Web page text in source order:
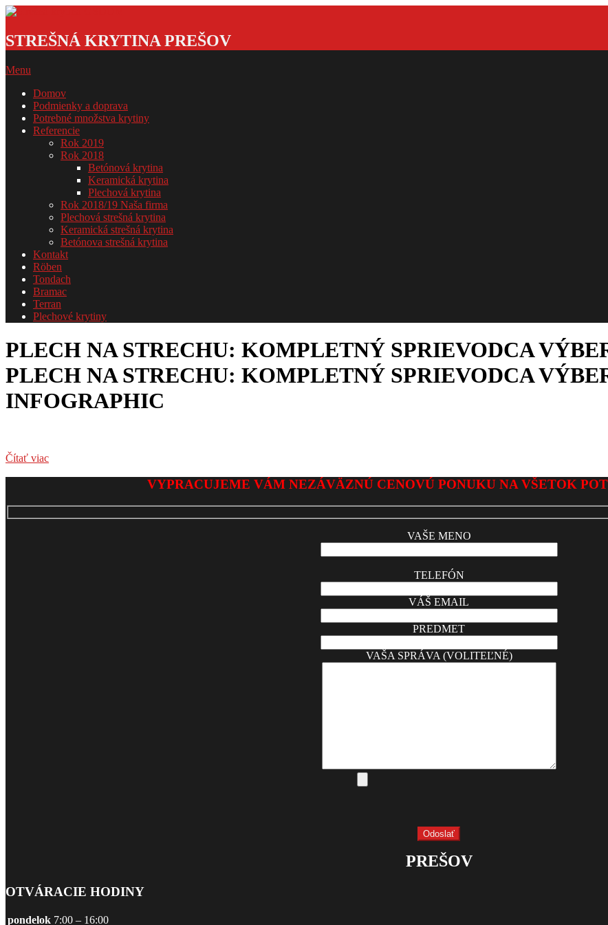
Skip
content
krytina
GSDOM
STREŠNÁ KRYTINA PREŠOV
Primary
Menu
Menu
Domov
Podmienky a doprava
Potrebné množstva krytiny
Referencie
Rok 2019
Rok 2018
Betónová krytina
Keramická krytina
Plechová krytina
Rok 2018/19 Naša firma
Plechová strešná krytina
Keramická strešná krytina
Betónova strešná krytina
Kontakt
Röben
Tondach
Bramac
Terran
Plechové krytiny
PLECH NA STRECHU: KOMPLETNÝ SPRIEVODCA
PLECH NA STRECHU: KOMPLETNÝ SPRIEVODCA
INFOGRAPHIC
Čítať viac
2026-
14
VYPRACUJEME VÁM NEZÁVÄZNÚ CENOVÚ PONUKU NA VŠETOK
VAŠE MENO
TELEFÓN
VÁŠ EMAIL
PREDMET
VAŠA SPRÁVA (VOLITEĽNÉ)
PREŠOV
OTVÁRACIE HODINY
pondelok 7:00 – 16:00